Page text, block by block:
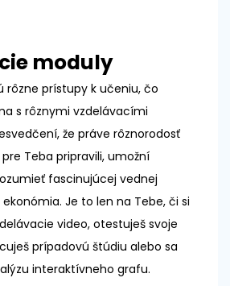
moduly
rôzne prístupy k učeniu, čo
s rôznymi vzdelávacími
že práve rôznorodosť
Teba pripravili, umožní
fascinujúcej vednej
Je to len na Tebe, či si
video, otestuješ svoje
prípadovú štúdiu alebo sa
interaktívneho grafu.